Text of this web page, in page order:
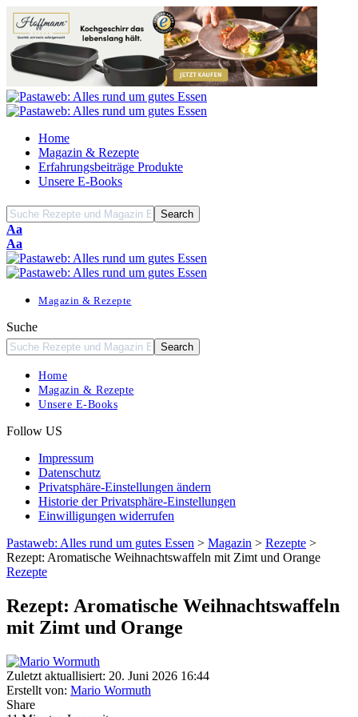
Home
Magazin & Rezepte
Erfahrungsbeiträge Produkte
Unsere E-Books
Font
Resizer
Aa
Font
Resizer
Aa
Magazin & Rezepte
Suche
Home
Magazin & Rezepte
Unsere E-Books
Follow US
Impressum
Datenschutz
Privatsphäre-Einstellungen ändern
Historie der Privatsphäre-Einstellungen
Einwilligungen widerrufen
Pastaweb: Alles rund um gutes Essen > Magazin > Rezepte >
Rezept: Aromatische Weihnachtswaffeln mit Zimt und Orange
Rezepte
Rezept: Aromatische Weihnachtswaffeln
mit Zimt und Orange
Zuletzt aktuallisiert: 20. Juni 2026 16:44
Erstellt von: Mario Wormuth
Share